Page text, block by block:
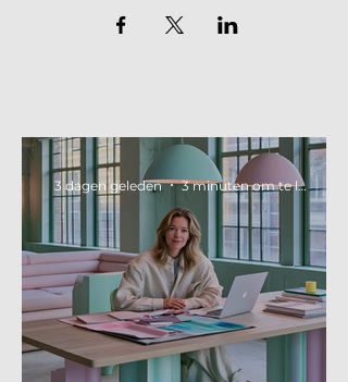
3 dagen geleden 3 minuten om te lezen